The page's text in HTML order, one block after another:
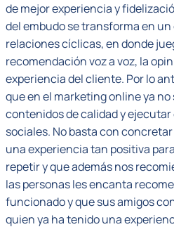
de mejor experiencia y
del embudo se transforma en
relaciones cíclicas, en donde
recomendación voz a voz, la
experiencia del cliente. Por lo
que en el marketing online ya
contenidos de calidad y
sociales. No basta con
una experiencia tan positiva
repetir y que además nos
las personas les encanta
funcionado y que sus amigos
quien ya ha tenido una